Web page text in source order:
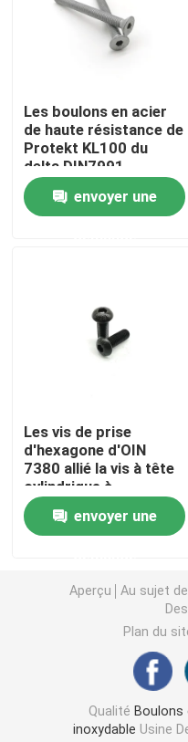
Visite d'usine
Contactez-nous
Demandez une citation
Boulons de haute
Vis $parker
Écrous de sortilège
Attaches de panneau
Attache des
Contre-écrous en
Les boulons en acier
de haute résistance de
Protekt KL100 du
delta DIN7991
ensorcellent les vis
principales de
chapeau plat de prise
envoyer une
Les vis de prise
d'hexagone d'OIN
7380 allié la vis à tête
cylindrique à
empreinte d'hexagone
de bouton d'acier
envoyer une
Aperçu Au sujet
Plan du
Qualité Boulons
inoxydable Usine